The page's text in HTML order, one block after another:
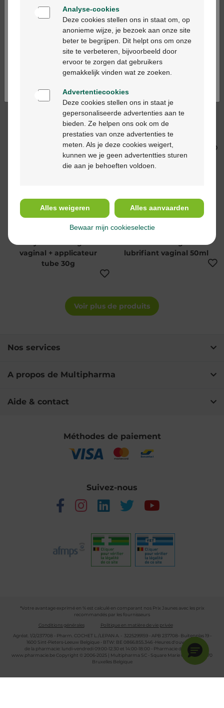
50ml
9,40 €
Proctolub gel 30ml
15,99 €
Durex Natural Gel
lubrifiant extra
sensitive 100ml
14,50 €
vaginal + applicateur
tube 30g
8,99 €
lubrifiant vaginal 50ml
Voir plus de produits
Nos services
A propos de Multipharma
Aide & contact
Méthodes de paiement
Suivez-nous
*Votre avantage exprimé en % est calculé en comparant nos Prix Jaunes avec les prix
recommandés par les fournisseurs
Conditions générales
Politique en matière de vie privée
Agréat. 1/2/237708 - Pharm. COCHET L./LEPAN A. - 3225299159 - APB 237708- Buitenplas 19 -
1600 Sint-Pieters-Leeuw Belgique - BTW: BE 0866.855.346 -Heures d'ouverture
de la pharmacie: lundi-vendredi 09:00-12:30 et 14:00-18:00 - Pharmacie de garde :
www.pharmacie.beCopyright © 2006-2025 | Multipharma SC - Square Marie Curie 30 - 1070
Bruxelles Belgique
Bienvenue
Ga verder in het nederlands
Continuez en français
Analyse-cookies
Deze cookies stellen ons in staat om, op
anonieme wijze, je bezoek aan onze site
beter te begrijpen. Dit helpt ons om onze
site te verbeteren, bijvoorbeeld door
ervoor te zorgen dat gebruikers
gemakkelijk vinden wat ze zoeken.
Advertentiecookies
Deze cookies stellen ons in staat je
gepersonaliseerde advertenties aan te
bieden. Ze helpen ons ook om de
prestaties van onze advertenties te
meten. Als je deze cookies weigert,
kunnen we je geen advertentties sturen
die aan je behoeften voldoen.
Alles weigeren Alles aanvaarden
Bewaar mijn cookieselectie